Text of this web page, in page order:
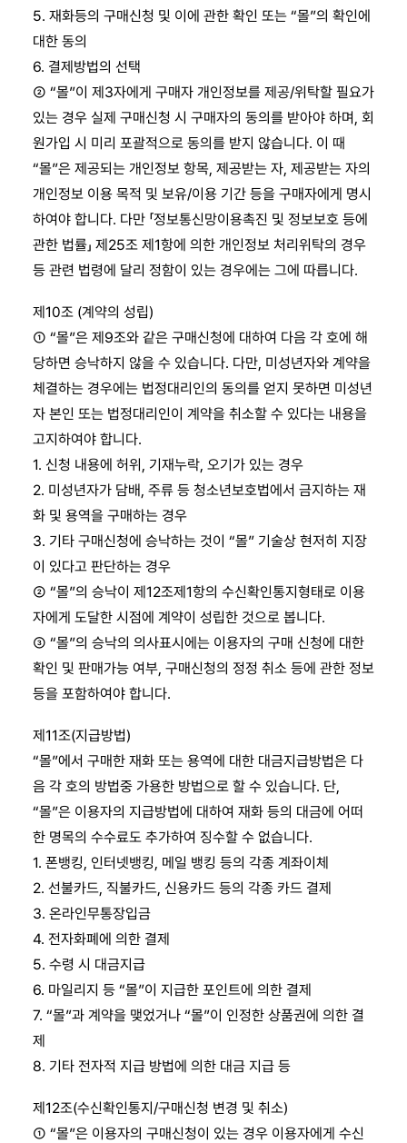
5. 재화등의 구매신청 및 이에 관한 확인 또는 “몰”의 확인에
대한 동의
6. 결제방법의 선택
② “몰”이 제3자에게 구매자 개인정보를 제공/위탁할 필요가
있는 경우 실제 구매신청 시 구매자의 동의를 받아야 하며, 회
원가입 시 미리 포괄적으로 동의를 받지 않습니다. 이 때
“몰”은 제공되는 개인정보 항목, 제공받는 자, 제공받는 자의
개인정보 이용 목적 및 보유/이용 기간 등을 구매자에게 명시
하여야 합니다. 다만 「정보통신망이용촉진 및 정보보호 등에
관한 법률」 제25조 제1항에 의한 개인정보 처리위탁의 경우
등 관련 법령에 달리 정함이 있는 경우에는 그에 따릅니다.
제10조 (계약의 성립)
① “몰”은 제9조와 같은 구매신청에 대하여 다음 각 호에 해
당하면 승낙하지 않을 수 있습니다. 다만, 미성년자와 계약을
체결하는 경우에는 법정대리인의 동의를 얻지 못하면 미성년
자 본인 또는 법정대리인이 계약을 취소할 수 있다는 내용을
고지하여야 합니다.
1. 신청 내용에 허위, 기재누락, 오기가 있는 경우
2. 미성년자가 담배, 주류 등 청소년보호법에서 금지하는 재
화 및 용역을 구매하는 경우
3. 기타 구매신청에 승낙하는 것이 “몰” 기술상 현저히 지장
이 있다고 판단하는 경우
② “몰”의 승낙이 제12조제1항의 수신확인통지형태로 이용
자에게 도달한 시점에 계약이 성립한 것으로 봅니다.
③ “몰”의 승낙의 의사표시에는 이용자의 구매 신청에 대한
확인 및 판매가능 여부, 구매신청의 정정 취소 등에 관한 정보
등을 포함하여야 합니다.
제11조(지급방법)
“몰”에서 구매한 재화 또는 용역에 대한 대금지급방법은 다
음 각 호의 방법중 가용한 방법으로 할 수 있습니다. 단,
“몰”은 이용자의 지급방법에 대하여 재화 등의 대금에 어떠
한 명목의 수수료도 추가하여 징수할 수 없습니다.
1. 폰뱅킹, 인터넷뱅킹, 메일 뱅킹 등의 각종 계좌이체
2. 선불카드, 직불카드, 신용카드 등의 각종 카드 결제
3. 온라인무통장입금
4. 전자화폐에 의한 결제
5. 수령 시 대금지급
6. 마일리지 등 “몰”이 지급한 포인트에 의한 결제
7. “몰”과 계약을 맺었거나 “몰”이 인정한 상품권에 의한 결
제
8. 기타 전자적 지급 방법에 의한 대금 지급 등
제12조(수신확인통지/구매신청 변경 및 취소)
① “몰”은 이용자의 구매신청이 있는 경우 이용자에게 수신